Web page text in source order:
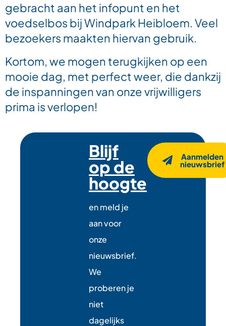
gebracht aan het infopunt en het
voedselbos bij Windpark Heibloem. Veel
bezoekers maakten hiervan gebruik.
Kortom, we mogen terugkijken op een
mooie dag, met perfect weer, die dankzij
de inspanningen van onze vrijwilligers
prima is verlopen!
Blijf
op de
hoogte
en meld je
aan voor
onze
nieuwsbrief.
We
proberen je
niet
dagelijks
Aanmelden
nieuwsbrief